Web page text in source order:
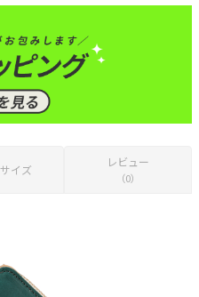
イズ
レビュー
（0）